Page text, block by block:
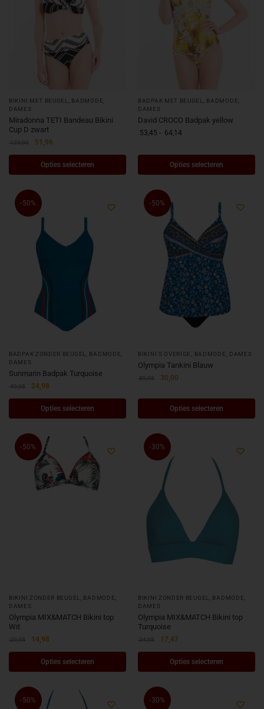
BIKINI MET BEUGEL BADMODE
DAMES
Miradonna TETI Bandeau Bikini
Cup D zwart
129,90 51,96
Opties selecteren
BADPAK MET BEUGEL BADMODE
DAMES
David CROCO Badpak yellow
53,45 - 64,14
Opties selecteren
-50%
BADPAK ZONDER BEUGEL BADMODE
DAMES
Sunmarin Badpak Turquoise
49,95 24,98
Opties selecteren
-50%
BIKINI'S OVERIGE BADMODE DAMES
Olympia Tankini Blauw
59,95 30,00
Opties selecteren
-50%
BIKINI ZONDER BEUGEL BADMODE
DAMES
Olympia MIX&MATCH Bikini top
Wit
29,95 14,98
Opties selecteren
-30%
BIKINI ZONDER BEUGEL BADMODE
DAMES
Olympia MIX&MATCH Bikini top
Turquoise
24,95 17,47
Opties selecteren
-50% -30%